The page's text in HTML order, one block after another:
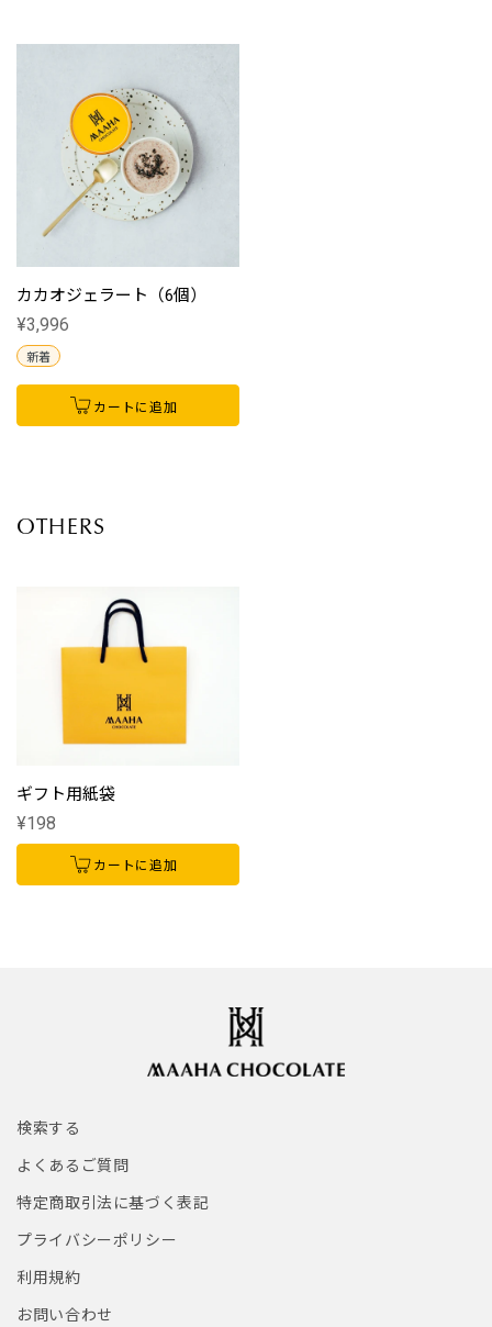
カカオジェラート（6個）
¥3,996
新着
カートに追加
OTHERS
ギフト用紙袋
¥198
カートに追加
検索する
よくあるご質問
特定商取引法に基づく表記
プライバシーポリシー
利用規約
お問い合わせ